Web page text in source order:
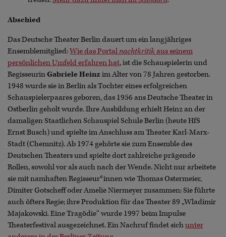
Abschied
Das Deutsche Theater Berlin dauert um ein langjähriges
Ensemblemitglied:Wie das Portalnachtkritikaus seinem
persönlichen Umfeld erfahren hat, ist die Schauspielerin und
RegisseurinGabriele Heinz im Alter von 78 Jahren gestorben.
1948 wurde sie in Berlin als Tochter eines erfolgreichen
Schauspielerpaares geboren, das 1956 ans Deutsche Theater in
Ostberlin geholt wurde. Ihre Ausbildung erhielt Heinz an der
damaligen Staatlichen Schauspiel Schule Berlin (heute HfS
Ernst Busch) und spielte im Anschluss am Theater Karl-Marx-
Stadt (Chemnitz). Ab 1974 gehörte sie zum Ensemble des
Deutschen Theaters und spielte dort zahlreiche prägende
Rollen, sowohl vor als auch nach der Wende. Nicht nur arbeitete
sie mit namhaften Regisseur*innen wie Thomas Ostermeier,
Dimiter Gotscheff oder Amelie Niermeyer zusammen: Sie führte
auch öfters Regie; ihre Produktion für das Theater 89 „Wladimir
Majakowski. Eine Tragödie“ wurde 1997 beim Impulse
Theaterfestival ausgezeichnet. Ein Nachruf findet sichunter